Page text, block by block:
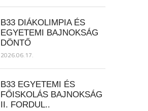
B33 DIÁKOLIMPIA ÉS
EGYETEMI BAJNOKSÁG
DÖNTŐ
2026.06.17.
B33 EGYETEMI ÉS
FŐISKOLÁS BAJNOKSÁG
II. FORDUL..